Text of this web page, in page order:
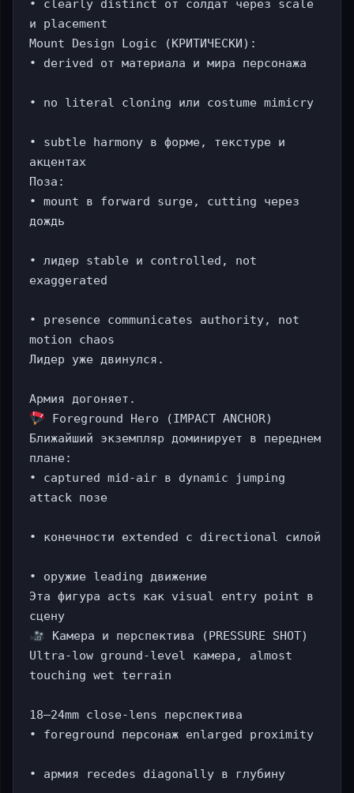
• clearly distinct от солдат через scale
и placement
Mount Design Logic (КРИТИЧЕСКИ):
• derived от материала и мира персонажа
• no literal cloning или costume mimicry
• subtle harmony в форме, текстуре и
акцентах
Поза:
• mount в forward surge, cutting через
дождь
• лидер stable и controlled, not
exaggerated
• presence communicates authority, not
motion chaos
Лидер уже двинулся.
Foreground Hero (IMPACT ANCHOR)
Ближайший экземпляр доминирует в переднем
плане:
• captured mid-air в dynamic jumping
attack позе
• конечности extended с directional силой
• оружие leading движение
Эта фигура acts как visual entry point в
Камера и перспектива (PRESSURE SHOT)
Ultra-low ground-level камера, almost
touching wet terrain
18–24mm close-lens перспектива
• foreground персонаж enlarged proximity
• армия recedes diagonally в глубину